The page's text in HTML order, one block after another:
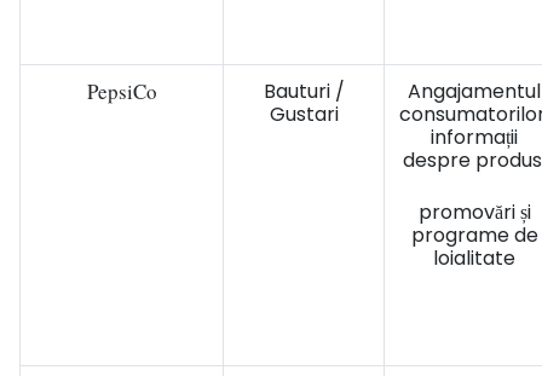
PepsiCo
Bauturi /
Gustari
Angajamentul
informații
despre
promovări și
programe de
loialitate